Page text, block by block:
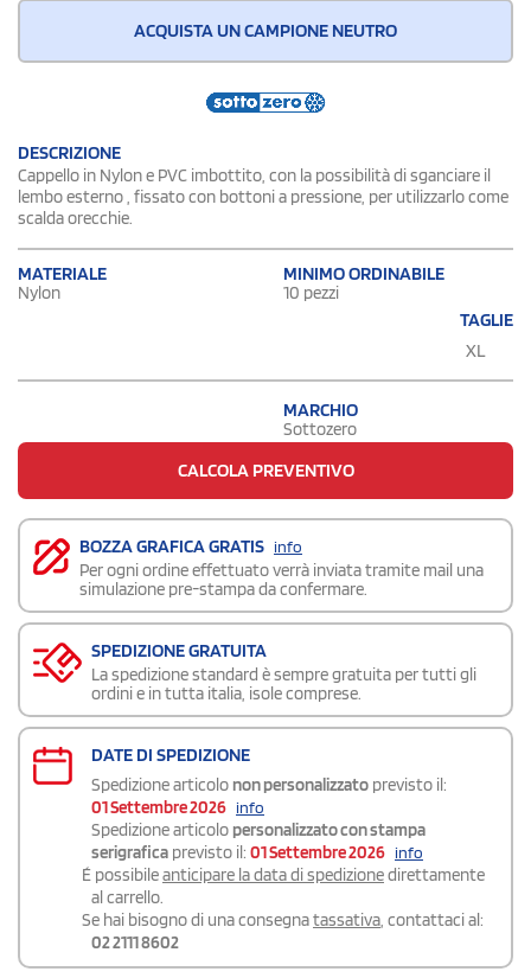
ACQUISTA UN CAMPIONE NEUTRO
DESCRIZIONE
Cappello in Nylon e PVC imbottito, con la possibilità di sganciare il
lembo esterno , fissato con bottoni a pressione, per utilizzarlo come
scalda orecchie.
MATERIALE
Nylon
MINIMO ORDINABILE
10 pezzi
TAGLIE
XL
MARCHIO
Sottozero
CALCOLA PREVENTIVO
BOZZA GRAFICA GRATIS info
Per ogni ordine effettuato verrà inviata tramite mail una
simulazione pre-stampa da confermare.
SPEDIZIONE GRATUITA
La spedizione standard è sempre gratuita per tutti gli
ordini e in tutta italia, isole comprese.
DATE DI SPEDIZIONE
Spedizione articolo non personalizzato previsto il:
01 Settembre 2026 info
Spedizione articolo personalizzato con stampa
serigrafica previsto il: 01 Settembre 2026 info
É possibileanticipare la data di spedizionedirettamente
al carrello.
Se hai bisogno di una consegnatassativa, contattaci al:
02 2111 8602